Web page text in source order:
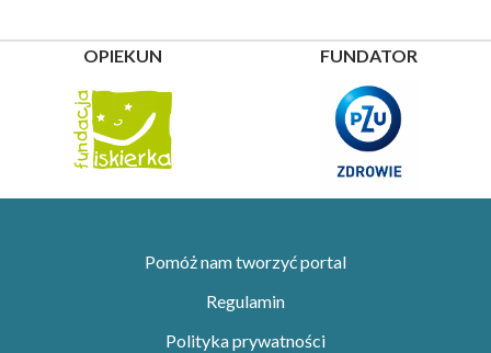
OPIEKUN FUNDATOR
Pomóż nam tworzyć portal
Regulamin
Polityka prywatności